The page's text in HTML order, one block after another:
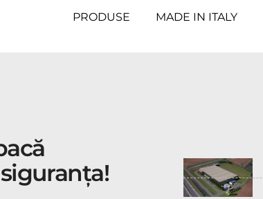
PRODUSE MADE IN ITALY